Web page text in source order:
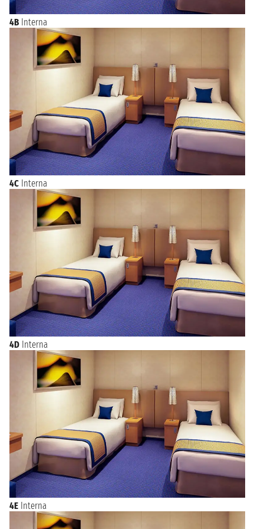
4B Interna
4C Interna
4D Interna
4E Interna